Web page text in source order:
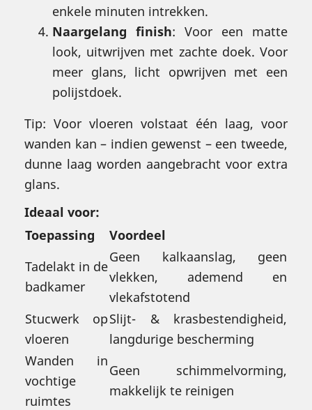
enkele minuten intrekken.
Naargelang finish: Voor een matte
look, uitwrijven met zachte doek. Voor
meer glans, licht opwrijven met een
polijstdoek.
Tip: Voor vloeren volstaat één laag, voor
wanden kan – indien gewenst – een tweede,
dunne laag worden aangebracht voor extra
glans.
Ideaal voor:
Toepassing
Voordeel
Tadelakt in de
badkamer
Geen kalkaanslag, geen
vlekken, ademend en
vlekafstotend
Stucwerk op
vloeren
Slijt- & krasbestendigheid,
langdurige bescherming
Wanden in
vochtige
ruimtes
Geen schimmelvorming,
makkelijk te reinigen